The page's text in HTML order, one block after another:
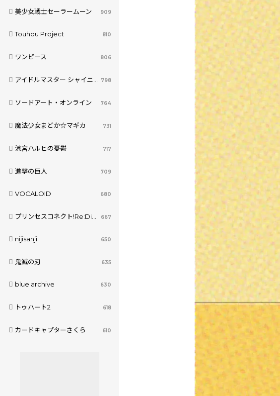
美少女戦士セーラームーン 909
Touhou Project 810
ワンピース 806
アイドルマスター シャイニーカラーズ 798
ソードアート・オンライン 764
魔法少女まどか☆マギカ 731
涼宮ハルヒの憂鬱 717
進撃の巨人 709
VOCALOID 680
プリンセスコネクト!Re:Dive 667
nijisanji 650
鬼滅の刃 635
blue archive 630
トゥハート2 618
カードキャプターさくら 610